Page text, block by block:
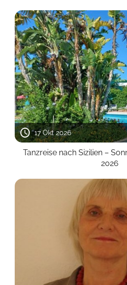
17 Okt 2026
Tanzreise nach Sizilien –
2026